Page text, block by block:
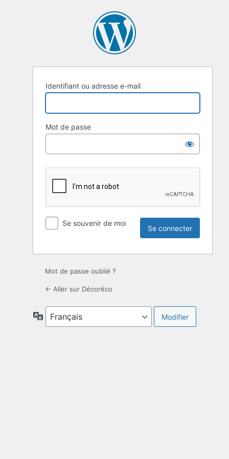
Identifiant ou adresse e-mail
Mot de passe
Se souvenir de moi
Mot de passe oublié ?
← Aller sur Décoréco
Langue